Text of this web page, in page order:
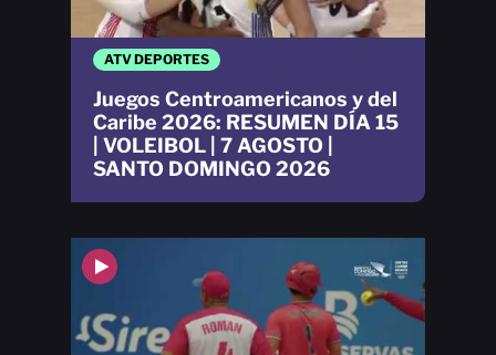
ATV DEPORTES
Juegos Centroamericanos y del
Caribe 2026: RESUMEN DÍA 15
| VOLEIBOL | 7 AGOSTO |
SANTO DOMINGO 2026